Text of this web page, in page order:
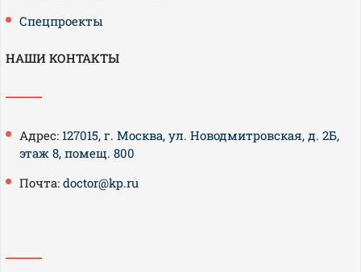
Спецпроекты
НАШИ КОНТАКТЫ
Адрес: 127015, г. Москва, ул. Новодмитровская, д. 2Б,
этаж 8, помещ. 800
Почта: doctor@kp.ru